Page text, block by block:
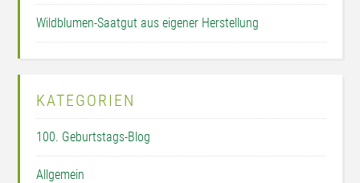
Wildblumen-Saatgut aus eigener Herstellung
KATEGORIEN
100. Geburtstags-Blog
Allgemein